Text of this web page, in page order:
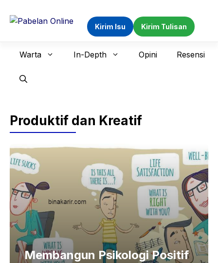
Kirim Isu Kirim Tulisan
Warta In-Depth Opini Resensi
Produktif dan Kreatif
Membangun Psikologi Positif